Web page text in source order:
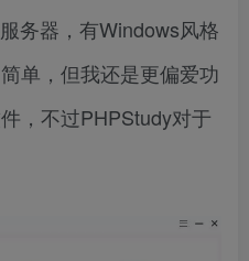
务器，有Windows风格
单，但我还是更偏爱功
，不过PHPStudy对于